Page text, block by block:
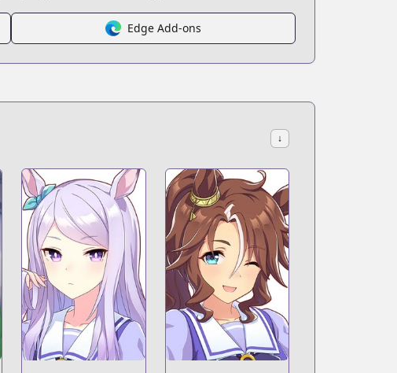
Edge Add-ons
↓